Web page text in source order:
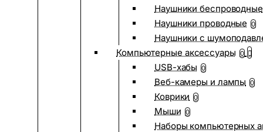
Наушники беспроводные
Наушники проводные 0
Наушники с
Компьютерные аксессуары 0
USB-хабы 0
Веб-камеры и лампы 0
Коврики 0
Мыши 0
Наборы компьютерных